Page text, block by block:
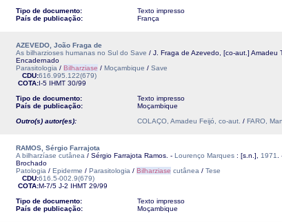
Tipo de documento:
Texto impresso
País de publicação:
França
AZEVEDO, João Fraga de
As bilharzioses humanas no Sul do Save / J. Fraga de Azevedo, [co-aut.] Amadeu
Encadernado
Parasitologia / Bilharziase / Moçambique / Save
CDU:616.995.122(679)
COTA:I-5 IHMT 30/99
Tipo de documento:
Texto impresso
País de publicação:
Moçambique
Outro(s) autor(es):
COLAÇO, Amadeu Feijó, co-aut. / FARO,
RAMOS, Sérgio Farrajota
A bilharzíase cutânea / Sérgio Farrajota Ramos. - Lourenço Marques : [s.n.], 1971
Brochado
Patologia / Epiderme / Parasitologia / Bilharziase cutânea / Tese
CDU:616.5-002.9(679)
COTA:M-7/5 J-2 IHMT 29/99
Tipo de documento:
Texto impresso
País de publicação:
Moçambique